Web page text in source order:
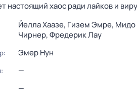
настоящий хаос ради лайков и
Йелла Хаазе, Гизем Эмре, Мидо
Чирнер,Фредерик Лау
Эмер Нун
—
—